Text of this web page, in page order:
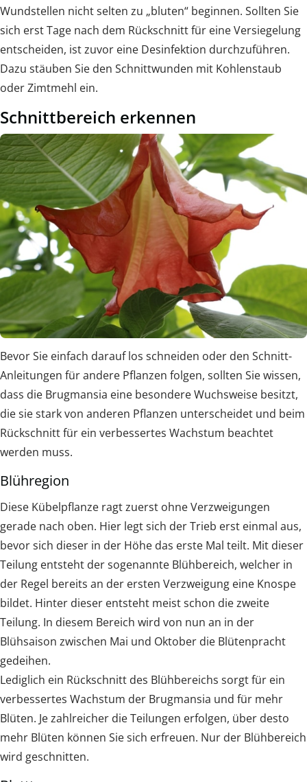
Wundstellen nicht selten zu „bluten“ beginnen. Sollten Sie
sich erst Tage nach dem Rückschnitt für eine Versiegelung
entscheiden, ist zuvor eine Desinfektion durchzuführen.
Dazu stäuben Sie den Schnittwunden mit Kohlenstaub
oder Zimtmehl ein.
Schnittbereich erkennen
Bevor Sie einfach darauf los schneiden oder den Schnitt-
Anleitungen für andere Pflanzen folgen, sollten Sie wissen,
dass die Brugmansia eine besondere Wuchsweise besitzt,
die sie stark von anderen Pflanzen unterscheidet und beim
Rückschnitt für ein verbessertes Wachstum beachtet
werden muss.
Blühregion
Diese Kübelpflanze ragt zuerst ohne Verzweigungen
gerade nach oben. Hier legt sich der Trieb erst einmal aus,
bevor sich dieser in der Höhe das erste Mal teilt. Mit dieser
Teilung entsteht der sogenannte Blühbereich, welcher in
der Regel bereits an der ersten Verzweigung eine Knospe
bildet. Hinter dieser entsteht meist schon die zweite
Teilung. In diesem Bereich wird von nun an in der
Blühsaison zwischen Mai und Oktober die Blütenpracht
gedeihen.
Lediglich ein Rückschnitt des Blühbereichs sorgt für ein
verbessertes Wachstum der Brugmansia und für mehr
Blüten. Je zahlreicher die Teilungen erfolgen, über desto
mehr Blüten können Sie sich erfreuen. Nur der Blühbereich
wird geschnitten.